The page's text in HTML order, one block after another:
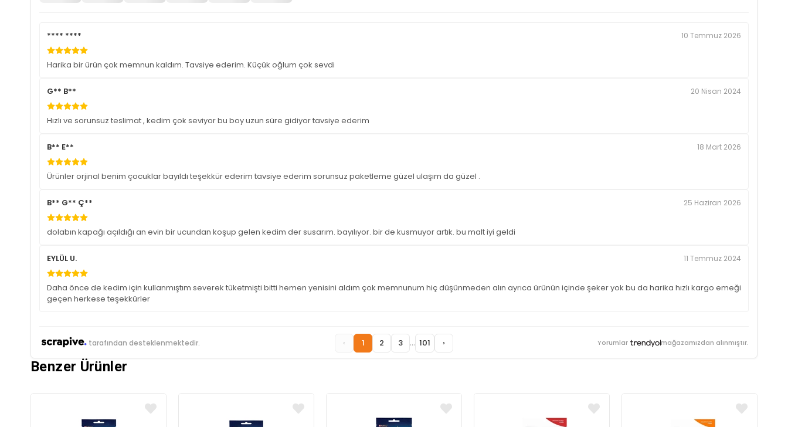
**** **** 10 Temmuz 2026
Harika bir ürün çok memnun kaldım. Tavsiye ederim. Küçük oğlum çok sevdi
G** B** 20 Nisan 2024
Hızlı ve sorunsuz teslimat , kedim çok seviyor bu boy uzun süre gidiyor tavsiye ederim
B** E** 18 Mart 2026
Ürünler orjinal benim çocuklar bayıldı teşekkür ederim tavsiye ederim sorunsuz paketleme güzel ulaşım da güzel .
B** G** Ç** 25 Haziran 2026
dolabın kapağı açıldığı an evin bir ucundan koşup gelen kedim der susarım. bayılıyor. bir de kusmuyor artık. bu malt iyi geldi
EYLÜL U. 11 Temmuz 2024
Daha önce de kedim için kullanmıştım severek tüketmişti bitti hemen yenisini aldım çok memnunum hiç düşünmeden alın ayrıca ürünün içinde şeker yok bu da harika hızlı kargo emeği
geçen herkese teşekkürler
tarafından desteklenmektedir. ‹ 1 2 3 ... 101 › Yorumlar mağazamızdan alınmıştır.
Benzer Ürünler